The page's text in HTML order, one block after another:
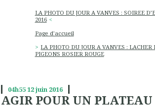
LA PHOTO DU JOUR A VANVES : SOIREE
2016
Page d'accueil
LA PHOTO DU JOUR A VANVES : LACHER
PIGEONS ROSIER ROUGE
04h5512juin 2016
AGIR POUR UN PLATEAU